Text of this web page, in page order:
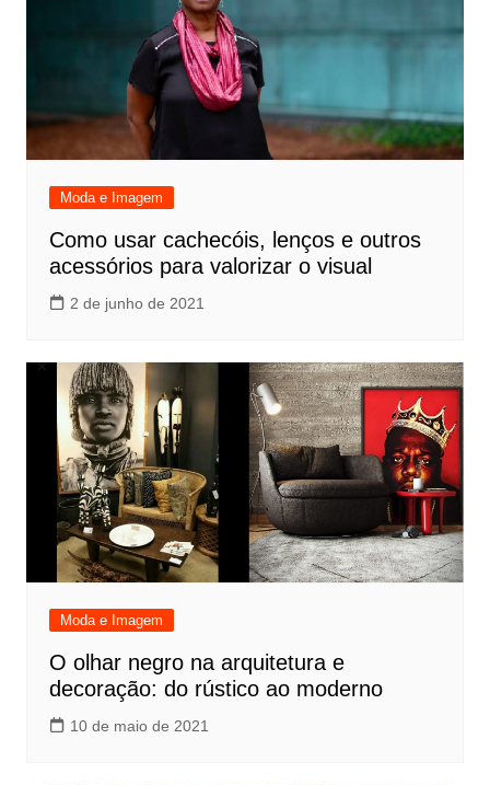
Moda e Imagem
Como usar cachecóis, lenços e outros
acessórios para valorizar o visual
2 de junho de 2021
Moda e Imagem
O olhar negro na arquitetura e
decoração: do rústico ao moderno
10 de maio de 2021